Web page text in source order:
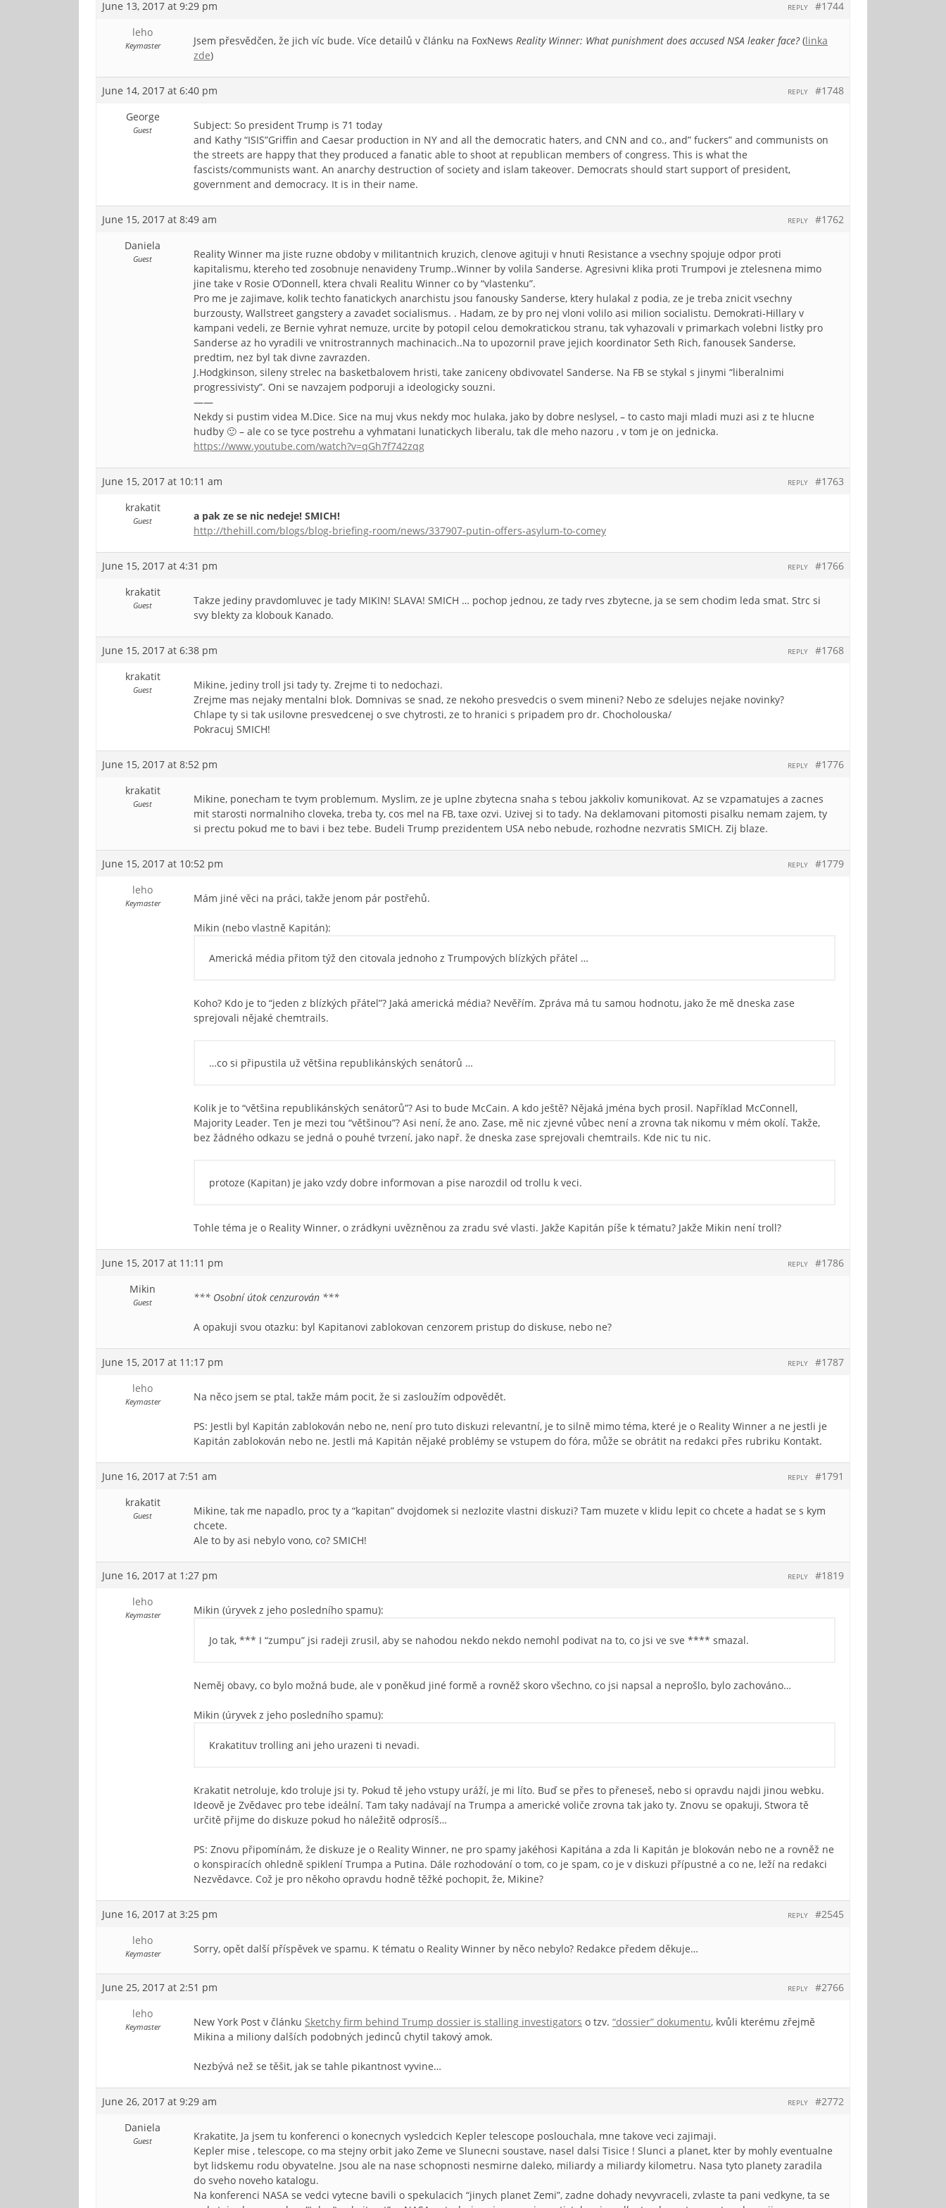
June 13, 2017 at 9:29 pm
#1744
REPLY
leho
Keymaster Jsem přesvědčen, že jich víc bude. Více detailů v článku na FoxNews Reality Winner: What punishment does accused NSA leaker face?(linka
zde)
June 14, 2017 at 6:40 pm #1748
REPLY
George
Guest
Subject: So president Trump is 71 today
and Kathy “ISIS”Griffin and Caesar production in NY and all the democratic haters, and CNN and co., and” fuckers” and communists on
the streets are happy that they produced a fanatic able to shoot at republican members of congress. This is what the
fascists/communists want. An anarchy destruction of society and islam takeover. Democrats should start support of president,
government and democracy. It is in their name.
June 15, 2017 at 8:49 am #1762
REPLY
Daniela
Guest
Reality Winner ma jiste ruzne obdoby v militantnich kruzich, clenove agituji v hnuti Resistance a vsechny spojuje odpor proti
kapitalismu, ktereho ted zosobnuje nenavideny Trump..Winner by volila Sanderse. Agresivni klika proti Trumpovi je ztelesnena mimo
jine take v Rosie O’Donnell, ktera chvali Realitu Winner co by “vlastenku”.
Pro me je zajimave, kolik techto fanatickych anarchistu jsou fanousky Sanderse, ktery hulakal z podia, ze je treba znicit vsechny
burzousty, Wallstreet gangstery a zavadet socialismus. . Hadam, ze by pro nej vloni volilo asi milion socialistu. Demokrati-Hillary v
kampani vedeli, ze Bernie vyhrat nemuze, urcite by potopil celou demokratickou stranu, tak vyhazovali v primarkach volebni listky pro
Sanderse az ho vyradili ve vnitrostrannych machinacich..Na to upozornil prave jejich koordinator Seth Rich, fanousek Sanderse,
predtim, nez byl tak divne zavrazden.
J.Hodgkinson, sileny strelec na basketbalovem hristi, take zaniceny obdivovatel Sanderse. Na FB se stykal s jinymi “liberalnimi
progressivisty”. Oni se navzajem podporuji a ideologicky souzni.
——
Nekdy si pustim videa M.Dice. Sice na muj vkus nekdy moc hulaka, jako by dobre neslysel, – to casto maji mladi muzi asi z te hlucne
hudby 🙂 – ale co se tyce postrehu a vyhmatani lunatickych liberalu, tak dle meho nazoru , v tom je on jednicka.
https://www.youtube.com/watch?v=qGh7f742zqg
June 15, 2017 at 10:11 am #1763
REPLY
krakatit
Guest
a pak ze se nic nedeje! SMICH!
http://thehill.com/blogs/blog-briefing-room/news/337907-putin-offers-asylum-to-comey
June 15, 2017 at 4:31 pm #1766
REPLY
krakatit
Guest
Takze jediny pravdomluvec je tady MIKIN! SLAVA! SMICH … pochop jednou, ze tady rves zbytecne, ja se sem chodim leda smat. Strc si
svy blekty za klobouk Kanado.
June 15, 2017 at 6:38 pm #1768
REPLY
krakatit
Guest
Mikine, jediny troll jsi tady ty. Zrejme ti to nedochazi.
Zrejme mas nejaky mentalni blok. Domnivas se snad, ze nekoho presvedcis o svem mineni? Nebo ze sdelujes nejake novinky?
Chlape ty si tak usilovne presvedcenej o sve chytrosti, ze to hranici s pripadem pro dr. Chocholouska/
Pokracuj SMICH!
June 15, 2017 at 8:52 pm #1776
REPLY
krakatit
Guest
Mikine, ponecham te tvym problemum. Myslim, ze je uplne zbytecna snaha s tebou jakkoliv komunikovat. Az se vzpamatujes a zacnes
mit starosti normalniho cloveka, treba ty, cos mel na FB, taxe ozvi. Uzivej si to tady. Na deklamovani pitomosti pisalku nemam zajem, ty
si prectu pokud me to bavi i bez tebe. Budeli Trump prezidentem USA nebo nebude, rozhodne nezvratis SMICH. Zij blaze.
June 15, 2017 at 10:52 pm #1779
REPLY
leho
Keymaster Mám jiné věci na práci, takže jenom pár postřehů.
Mikin (nebo vlastně Kapitán):
Americká média přitom týž den citovala jednoho z Trumpových blízkých přátel …
Koho? Kdo je to “jeden z blízkých přátel”? Jaká americká média? Nevěřím. Zpráva má tu samou hodnotu, jako že mě dneska zase
sprejovali nějaké chemtrails.
…co si připustila už většina republikánských senátorů …
Kolik je to “většina republikánských senátorů”? Asi to bude McCain. A kdo ještě? Nějaká jména bych prosil. Například McConnell,
Majority Leader. Ten je mezi tou “většinou”? Asi není, že ano. Zase, mě nic zjevné vůbec není a zrovna tak nikomu v mém okolí. Takže,
bez žádného odkazu se jedná o pouhé tvrzení, jako např. že dneska zase sprejovali chemtrails. Kde nic tu nic.
protoze (Kapitan) je jako vzdy dobre informovan a pise narozdil od trollu k veci.
Tohle téma je o Reality Winner, o zrádkyni uvězněnou za zradu své vlasti. Jakže Kapitán píše k tématu? Jakže Mikin není troll?
June 15, 2017 at 11:11 pm #1786
REPLY
Mikin
Guest *** Osobní útok cenzurován ***
A opakuji svou otazku: byl Kapitanovi zablokovan cenzorem pristup do diskuse, nebo ne?
June 15, 2017 at 11:17 pm #1787
REPLY
leho
Keymaster Na něco jsem se ptal, takže mám pocit, že si zasloužím odpovědět.
PS: Jestli byl Kapitán zablokován nebo ne, není pro tuto diskuzi relevantní, je to silně mimo téma, které je o Reality Winner a ne jestli je
Kapitán zablokován nebo ne. Jestli má Kapitán nějaké problémy se vstupem do fóra, může se obrátit na redakci přes rubriku Kontakt.
June 16, 2017 at 7:51 am #1791
REPLY
krakatit
Guest
Mikine, tak me napadlo, proc ty a “kapitan” dvojdomek si nezlozite vlastni diskuzi? Tam muzete v klidu lepit co chcete a hadat se s kym
chcete.
Ale to by asi nebylo vono, co? SMICH!
June 16, 2017 at 1:27 pm #1819
REPLY
leho
Keymaster Mikin (úryvek z jeho posledního spamu):
Jo tak, *** I “zumpu” jsi radeji zrusil, aby se nahodou nekdo nekdo nemohl podivat na to, co jsi ve sve **** smazal.
Neměj obavy, co bylo možná bude, ale v poněkud jiné formě a rovněž skoro všechno, co jsi napsal a neprošlo, bylo zachováno…
Mikin (úryvek z jeho posledního spamu):
Krakatituv trolling ani jeho urazeni ti nevadi.
Krakatit netroluje, kdo troluje jsi ty. Pokud tě jeho vstupy uráží, je mi líto. Buď se přes to přeneseš, nebo si opravdu najdi jinou webku.
Ideově je Zvědavec pro tebe ideální. Tam taky nadávají na Trumpa a americké voliče zrovna tak jako ty. Znovu se opakuji, Stwora tě
určitě přijme do diskuze pokud ho náležitě odprosíš…
PS: Znovu připomínám, že diskuze je o Reality Winner, ne pro spamy jakéhosi Kapitána a zda li Kapitán je blokován nebo ne a rovněž ne
o konspiracích ohledně spiklení Trumpa a Putina. Dále rozhodování o tom, co je spam, co je v diskuzi přípustné a co ne, leží na redakci
Nezvědavce. Což je pro někoho opravdu hodně těžké pochopit, že, Mikine?
June 16, 2017 at 3:25 pm #2545
REPLY
leho
Keymaster Sorry, opět další příspěvek ve spamu. K tématu o Reality Winner by něco nebylo? Redakce předem děkuje…
June 25, 2017 at 2:51 pm #2766
REPLY
leho
Keymaster New York Post v článku Sketchy firm behind Trump dossier is stalling investigators o tzv. “dossier” dokumentu, kvůli kterému zřejmě
Mikina a miliony dalších podobných jedinců chytil takový amok.
Nezbývá než se těšit, jak se tahle pikantnost vyvine…
June 26, 2017 at 9:29 am #2772
REPLY
Daniela
Guest
Krakatite, Ja jsem tu konferenci o konecnych vysledcich Kepler telescope poslouchala, mne takove veci zajimaji.
Kepler mise , telescope, co ma stejny orbit jako Zeme ve Slunecni soustave, nasel dalsi Tisice ! Slunci a planet, kter by mohly eventualne
byt lidskemu rodu obyvatelne. Jsou ale na nase schopnosti nesmirne daleko, miliardy a miliardy kilometru. Nasa tyto planety zaradila
do sveho noveho katalogu.
Na konferenci NASA se vedci vytecne bavili o spekulacich “jinych planet Zemi”, zadne dohady nevyvraceli, zvlaste ta pani vedkyne, ta se